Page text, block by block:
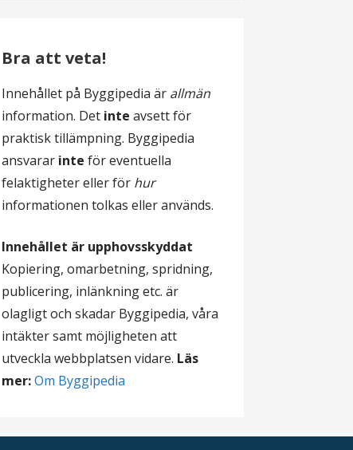
Bra att veta!
Innehållet på Byggipedia är allmän
information. Det inte avsett för
praktisk tillämpning. Byggipedia
ansvarar inte för eventuella
felaktigheter eller för hur
informationen tolkas eller används.
Innehållet är upphovsskyddat
Kopiering, omarbetning, spridning,
publicering, inlänkning etc. är
olagligt och skadar Byggipedia, våra
intäkter samt möjligheten att
utveckla webbplatsen vidare. Läs
mer:Om Byggipedia